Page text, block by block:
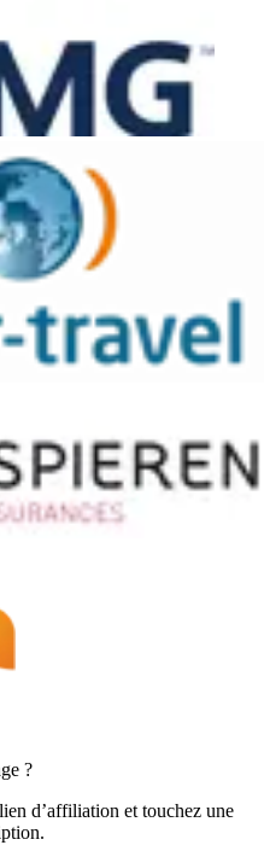
?
d’affiliation et touchez une